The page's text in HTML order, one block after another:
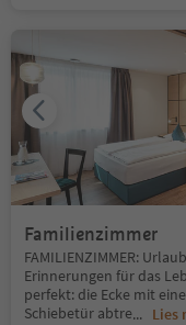
Familienzimmer
FAMILIENZIMMER:
Erinnerungen für das
perfekt: die Ecke mit
Schiebetür abtre... Lies